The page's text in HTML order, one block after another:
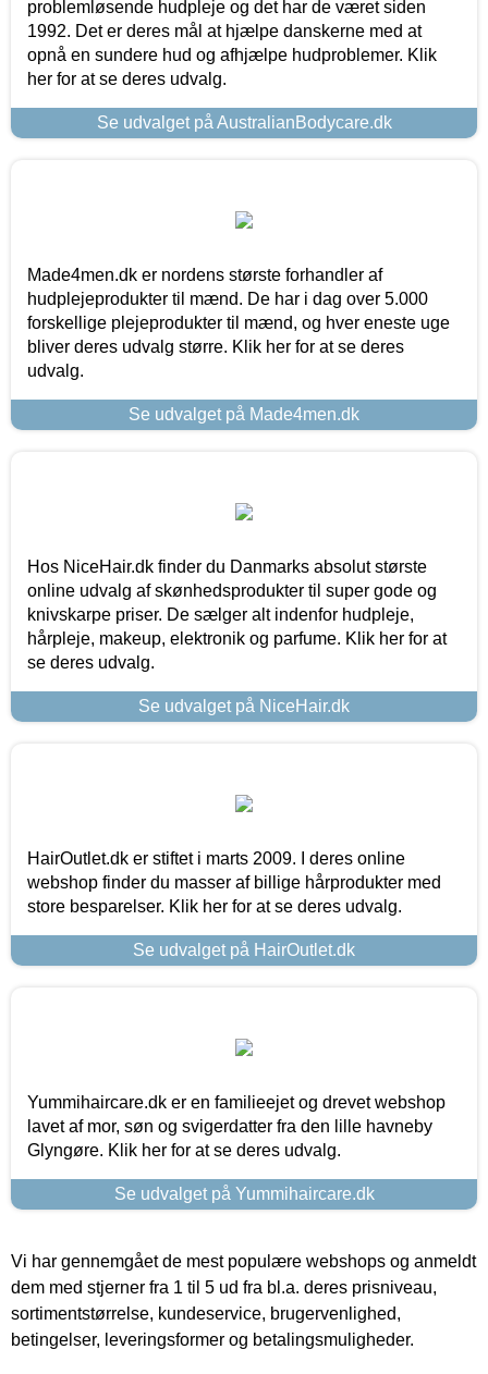
problemløsende hudpleje og det har de været siden
1992. Det er deres mål at hjælpe danskerne med at
opnå en sundere hud og afhjælpe hudproblemer. Klik
her for at se deres udvalg.
Se udvalget på AustralianBodycare.dk
Made4men.dk er nordens største forhandler af
hudplejeprodukter til mænd. De har i dag over 5.000
forskellige plejeprodukter til mænd, og hver eneste uge
bliver deres udvalg større. Klik her for at se deres
udvalg.
Se udvalget på Made4men.dk
Hos NiceHair.dk finder du Danmarks absolut største
online udvalg af skønhedsprodukter til super gode og
knivskarpe priser. De sælger alt indenfor hudpleje,
hårpleje, makeup, elektronik og parfume. Klik her for at
se deres udvalg.
Se udvalget på NiceHair.dk
HairOutlet.dk er stiftet i marts 2009. I deres online
webshop finder du masser af billige hårprodukter med
store besparelser. Klik her for at se deres udvalg.
Se udvalget på HairOutlet.dk
Yummihaircare.dk er en familieejet og drevet webshop
lavet af mor, søn og svigerdatter fra den lille havneby
Glyngøre. Klik her for at se deres udvalg.
Se udvalget på Yummihaircare.dk
Vi har gennemgået de mest populære webshops og anmeldt
dem med stjerner fra 1 til 5 ud fra bl.a. deres prisniveau,
sortimentstørrelse, kundeservice, brugervenlighed,
betingelser, leveringsformer og betalingsmuligheder.